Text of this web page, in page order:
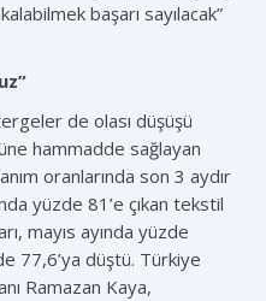
başarı sayılacak”
de olası düşüşü
hammadde sağlayan
oranlarında son 3 aydır
yüzde 81’e çıkan tekstil
mayıs ayında yüzde
77,6’ya düştü. Türkiye
Ramazan Kaya,